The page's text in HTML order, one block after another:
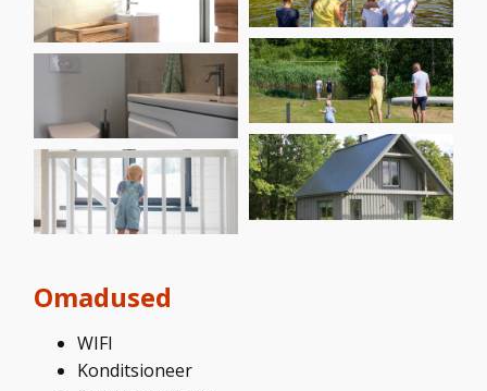
Omadused
WIFI
Konditsioneer